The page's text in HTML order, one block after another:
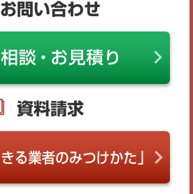
お問い合わせ
資料請求